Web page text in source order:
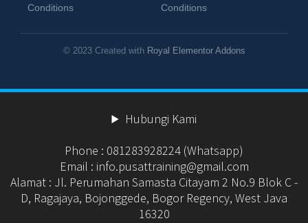
Conditions Conditions
© 2023 Created with Royal Elementor Addons
Hubungi Kami
Phone : 081283928224 (Whatsapp)
Email : info.pusattraining@gmail.com
Alamat : Jl. Perumahan Samasta Citayam 2 No.9 Blok C -
D, Ragajaya, Bojonggede, Bogor Regency, West Java
16320